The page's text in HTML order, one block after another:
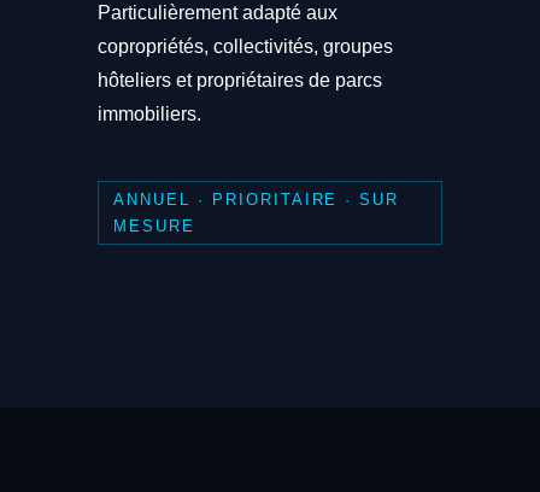
Particulièrement adapté aux
copropriétés, collectivités, groupes
hôteliers et propriétaires de parcs
immobiliers.
ANNUEL · PRIORITAIRE · SUR
MESURE